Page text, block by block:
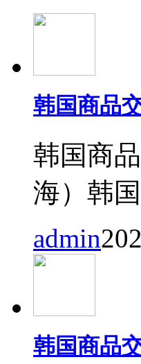
韩国商品
韩国商
海）韩
admin
韩国商品